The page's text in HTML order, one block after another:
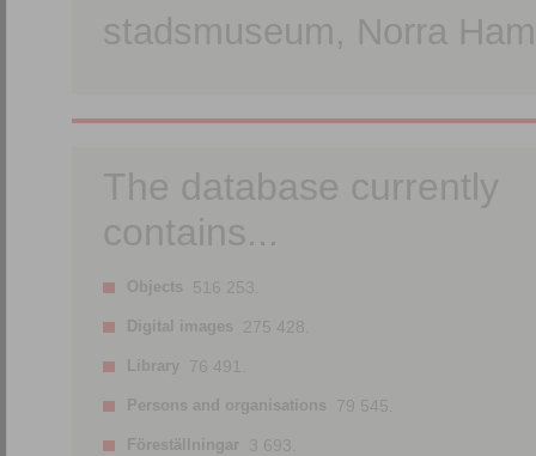
stadsmuseum, Norra
The database currently
contains...
Objects 516 253.
Digital images 275 428.
Library 76 491.
Persons and organisations 79 545.
Föreställningar 3 693.